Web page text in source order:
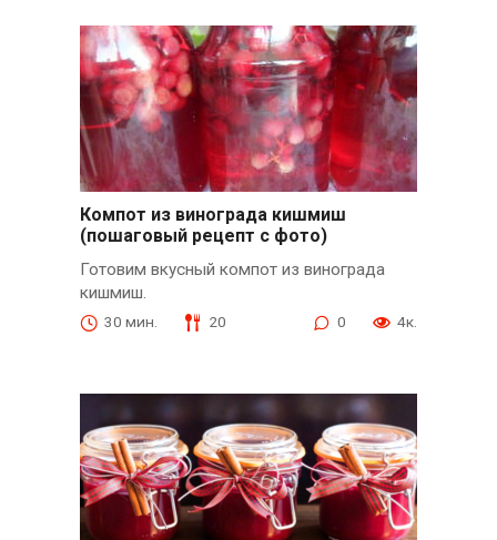
Компот из винограда кишмиш
(пошаговый рецепт с фото)
Готовим вкусный компот из винограда
кишмиш.
30 мин. 20 0 4к.